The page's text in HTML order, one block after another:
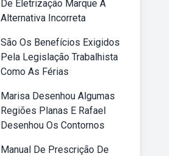
De Eletrização Marque A
Alternativa Incorreta
São Os Benefícios Exigidos
Pela Legislação Trabalhista
Como As Férias
Marisa Desenhou Algumas
Regiões Planas E Rafael
Desenhou Os Contornos
Manual De Prescrição De